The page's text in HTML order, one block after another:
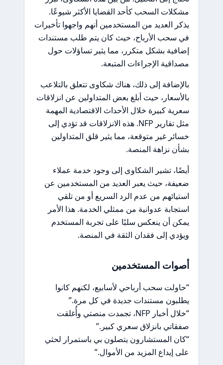
مشكلات السحب كأحد القضايا الأكثر شيوعًا.
يذكر العديد من المستخدمين أنهم واجهوا تأخيرات
في سحب الأرباح، حيث كان يتم طلب مستندات
إضافية بشكل متكرر، مما يثير تساؤلات حول
مصداقية الإجراءات المتبعة.
بالإضافة إلى ذلك، هناك شكاوى تتعلق بالتلاعب
بالأسعار، حيث أبلغ بعض المتداولين عن انزلاقات
سعرية كبيرة خلال الأحداث الاقتصادية المهمة
مثل تقارير NFP. هذه الانزلاقات قد تؤدي إلى
خسائر غير متوقعة، مما يثير قلق المتداولين
بشأن نزاهة المنصة.
أيضًا، تشير الشكاوى إلى وجود خدمة عملاء
ضعيفة، حيث يعبر العديد من المستخدمين عن
استيائهم من عدم الرد السريع أو من تلقي
استجابة عدوانية من ممثلي الخدمة. هذا الأمر
يمكن أن ينعكس سلبًا على تجربة المستخدم
ويؤدي إلى فقدان الثقة في المنصة.
أصوات المستخدمين
“حاولت سحب أرباحي لأسابيع، لكنهم كانوا
يطلبون مستندات جديدة في كل مرة.”
“خلال أخبار NFP، تجمدت منصتي وأُغلقت
صفقاتي بانزلاق سعري كبير.”
“كان المستشارون يتصلون بي باستمرار لحثي
على إيداع المزيد من الأموال.”